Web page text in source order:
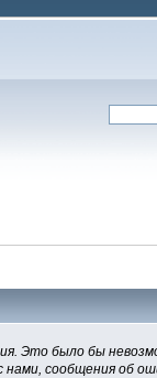
Это было бы
нами, сообщения об